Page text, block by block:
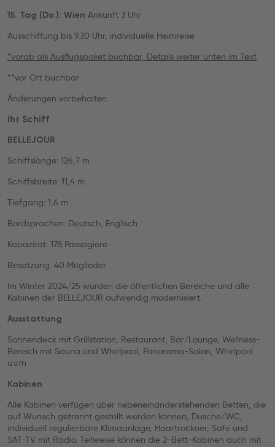
15. Tag (Do.): Wien Ankunft 3 Uhr
Ausschiffung bis 9.30 Uhr, individuelle Heimreise
*vorab als Ausflugspaket buchbar, Details weiter unten im Text
**vor Ort buchbar
Änderungen vorbehalten.
Ihr Schiff
BELLEJOUR
Schiffslänge: 126,7 m
Schiffsbreite: 11,4 m
Tiefgang: 1,6 m
Bordsprachen: Deutsch, Englisch
Kapazität: 178 Passagiere
Besatzung: 40 Mitglieder
Im Winter 2024/25 wurden die öffentlichen Bereiche und alle
Kabinen der BELLEJOUR aufwendig modernisiert.
Ausstattung
Sonnendeck mit Grillstation, Restaurant, Bar/Lounge, Wellness-
Bereich mit Sauna und Whirlpool, Panorama-Salon, Whirlpool
u.v.m
Kabinen
Alle Kabinen verfügen über nebeneinanderstehenden Betten, die
auf Wunsch getrennt gestellt werden können, Dusche/WC,
individuell regulierbare Klimaanlage, Haartrockner, Safe und
SAT-TV mit Radio. Teilweise können die 2-Bett-Kabinen auch mit